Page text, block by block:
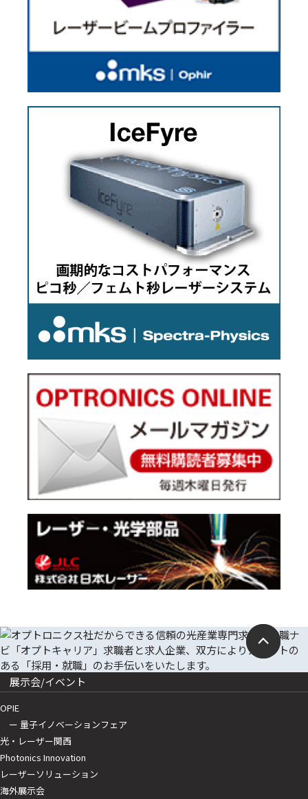
展示会/イベント
OPIE
ー 量子イノベーションフェア
光・レーザー関西
Photonics Innovation
レーザーソリューション
海外展示会